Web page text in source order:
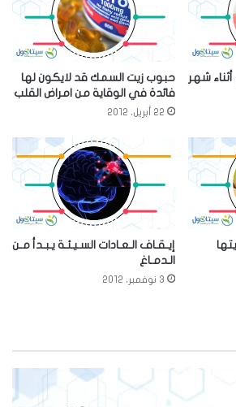
شهر
حبوب زيت السمك قد لايكون لها
فائدة في الوقاية من امراض القلب
22 أبريل، 2012
إيـقـاف الـعـادات السـيـئـة يـبـدأ مـن
الـدمـاغ
3 نوفمبر، 2012